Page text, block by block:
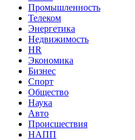
Промышленность
Телеком
Энергетика
Недвижимость
HR
Экономика
Бизнес
Спорт
Общество
Наука
Авто
Происшествия
НАПП